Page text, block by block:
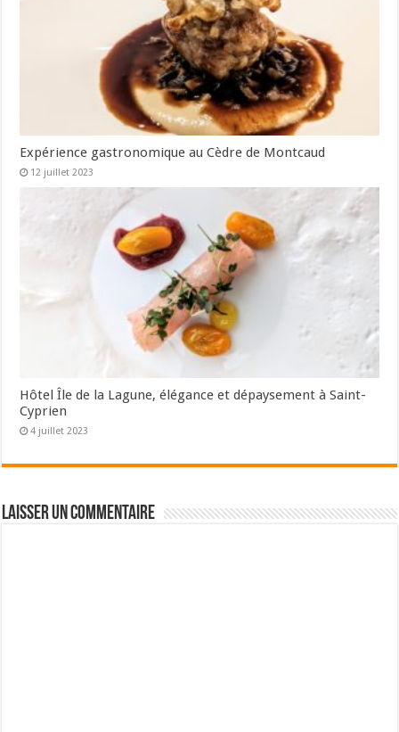
Expérience gastronomique au Cèdre de Montcaud
12 juillet 2023
Hôtel Île de la Lagune, élégance et dépaysement à Saint-
Cyprien
4 juillet 2023
Laisser un commentaire